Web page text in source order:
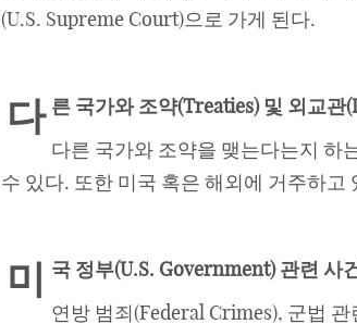
(U.S. Supreme Court)으로 가게 된다.
다 른 국가와 조약(Treaties) 및 외교관
다른 국가와 조약을 맺는다는지 하
수 있다. 또한 미국 혹은 해외에 거주하
미 국 정부(U.S. Government) 관련 사
연방 범죄(Federal Crimes), 군법